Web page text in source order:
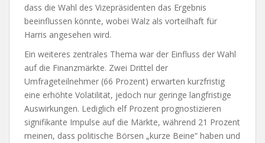
dass die Wahl des Vizepräsidenten das Ergebnis
beeinflussen könnte, wobei Walz als vorteilhaft für
Harris angesehen wird.
Ein weiteres zentrales Thema war der Einfluss der Wahl
auf die Finanzmärkte. Zwei Drittel der
Umfrageteilnehmer (66 Prozent) erwarten kurzfristig
eine erhöhte Volatilität, jedoch nur geringe langfristige
Auswirkungen. Lediglich elf Prozent prognostizieren
signifikante Impulse auf die Märkte, während 21 Prozent
meinen, dass politische Börsen „kurze Beine“ haben und